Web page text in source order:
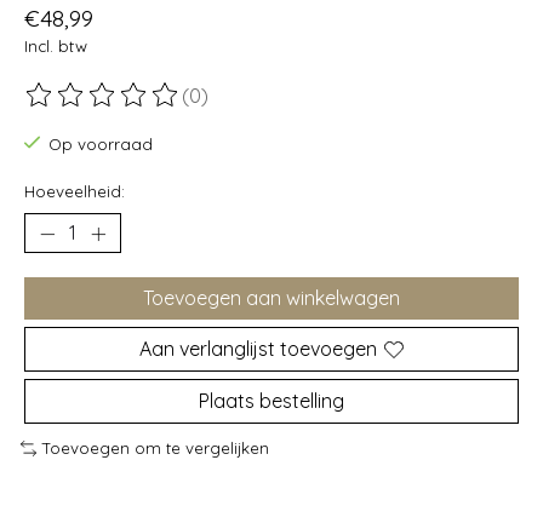
€48,99
Incl. btw
De beoordeling van dit product is
(0)
Op voorraad
Hoeveelheid:
Toevoegen aan winkelwagen
Aan verlanglijst toevoegen
Plaats bestelling
Toevoegen om te vergelijken